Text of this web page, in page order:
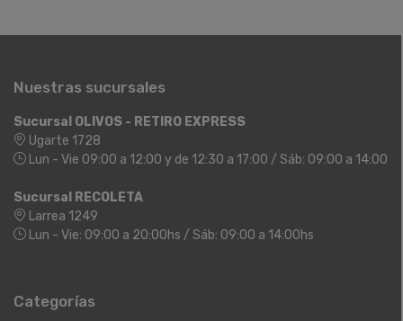
Nuestras sucursales
Sucursal OLIVOS - RETIRO EXPRESS
Ugarte 1728
Lun - Vie 09:00 a 12:00 y de 12:30 a 17:00 / Sáb: 09:00 a 14:00
Sucursal RECOLETA
Larrea 1249
Lun - Vie: 09:00 a 20:00hs / Sáb: 09:00 a 14:00hs
Categorías